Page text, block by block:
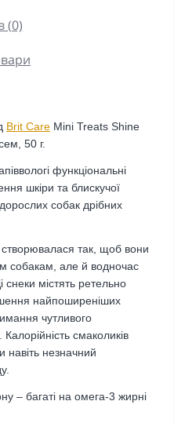
(0)
Brit Care Mini Treats Shine
50 г.
функціональні
шкіри та блискучої
собак дрібних
так, щоб вони
собакам, але й водночас
снеки містять ретельно
найпоширеніших
чутливого
смаколиків
навіть незначний
– багаті на омега-3 жирні